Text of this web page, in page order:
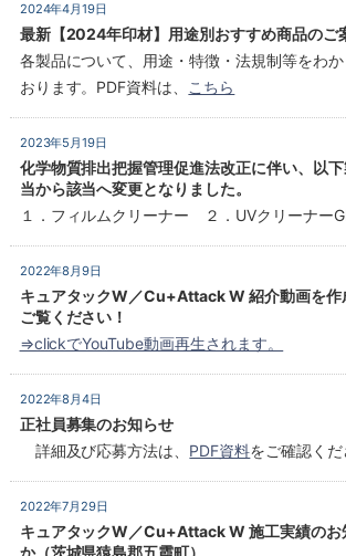
2024年4月19日
最新【2024年印材】用途別おすすめ商品のご
各製品について、用途・特徴・法規制等をわ
おります。PDF資料は、 こちら
2023年5月19日
化学物質排出把握管理促進法改正に伴い、以
当から該当へ変更となりました。
１．フィルムクリーナー ２．UVクリーナー
2022年8月9日
キュアタックW／Cu+Attack W 紹介動画を作
ご覧ください！
⇒clickでYouTube動画再生されます。
2022年8月4日
正社員募集のお知らせ
詳細及び応募方法は、 PDF資料をご確認く
2022年7月29日
キュアタックW／Cu+Attack W 施工実績のお
か（茨城県猿島郡五霞町）